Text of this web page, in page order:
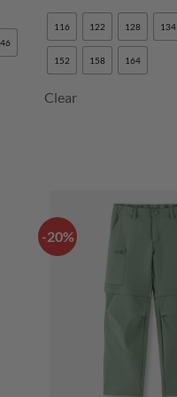
116 122 128 134
152 158 164
Clear
-20%